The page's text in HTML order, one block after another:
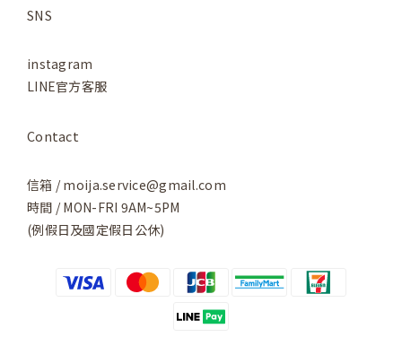
SNS
instagram
LINE官方客服
Contact
信箱 / moija.service@gmail.com
時間 / MON-FRI 9AM~5PM
(例假日及國定假日公休)